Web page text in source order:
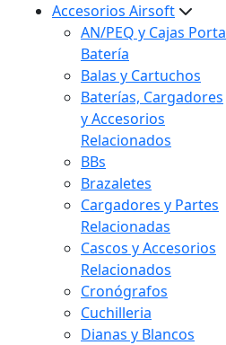
Accesorios Airsoft
AN/PEQ y Cajas Porta
Batería
Balas y Cartuchos
Baterías, Cargadores
y Accesorios
Relacionados
BBs
Brazaletes
Cargadores y Partes
Relacionadas
Cascos y Accesorios
Relacionados
Cronógrafos
Cuchilleria
Dianas y Blancos